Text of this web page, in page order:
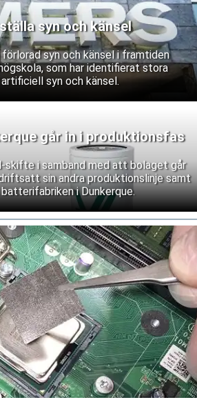
syn och känsel
syn och känsel i framtiden
som har identifierat stora
syn och känsel.
går in i produktionsfas
i samband med att bolaget går
sin andra produktionslinje samt
i Dunkerque.